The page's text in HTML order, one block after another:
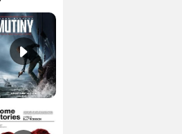
Home stories Bande-annonce VO STFR